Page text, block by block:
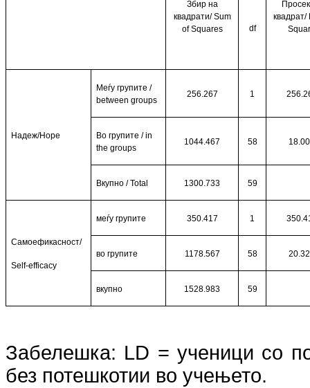
Збир на
квадрати/ Sum
of Squares
df
квадрат/
Надеж/Hope
Меѓу групите /
between groups
256.267 1
Во групите / in
the groups
1044.467 58
Вкупно / Total 1300.733 59
Самоефикасност/
Self-efficacy
меѓу групите 350.417 1
во групите 1178.567 58
вкупно 1528.983 59
Забелешка: LD = ученици со
без потешкотии во учењето.